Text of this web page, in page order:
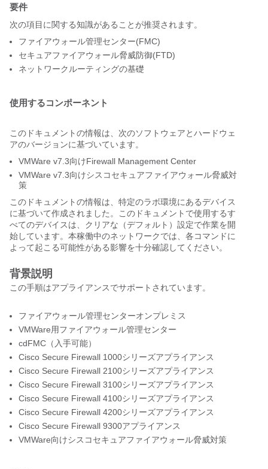
要件
次の項目に関する知識があることが推奨されます。
ファイアウォール管理センター(FMC)
セキュアファイアウォール脅威防御(FTD)
ネットワークルーティングの基礎
使用するコンポーネント
このドキュメントの情報は、次のソフトウェアとハードウェ
アのバージョンに基づいています。
VMWare v7.3向けFirewall Management Center
VMWare v7.3向けシスコセキュアファイアウォール脅威対
策
このドキュメントの情報は、特定のラボ環境にあるデバイス
に基づいて作成されました。このドキュメントで使用するす
べてのデバイスは、クリアな（デフォルト）設定で作業を開
始しています。本稼働中のネットワークでは、各コマンドに
よって起こる可能性がある影響を十分確認してください。
背景説明
この手順はアプライアンスでサポートされています。
ファイアウォール管理センターオンプレミス
VMWare用ファイアウォール管理センター
cdFMC（入手可能）
Cisco Secure Firewall 1000シリーズアプライアンス
Cisco Secure Firewall 2100シリーズアプライアンス
Cisco Secure Firewall 3100シリーズアプライアンス
Cisco Secure Firewall 4100シリーズアプライアンス
Cisco Secure Firewall 4200シリーズアプライアンス
Cisco Secure Firewall 9300アプライアンス
VMWare向けシスコセキュアファイアウォール脅威対策